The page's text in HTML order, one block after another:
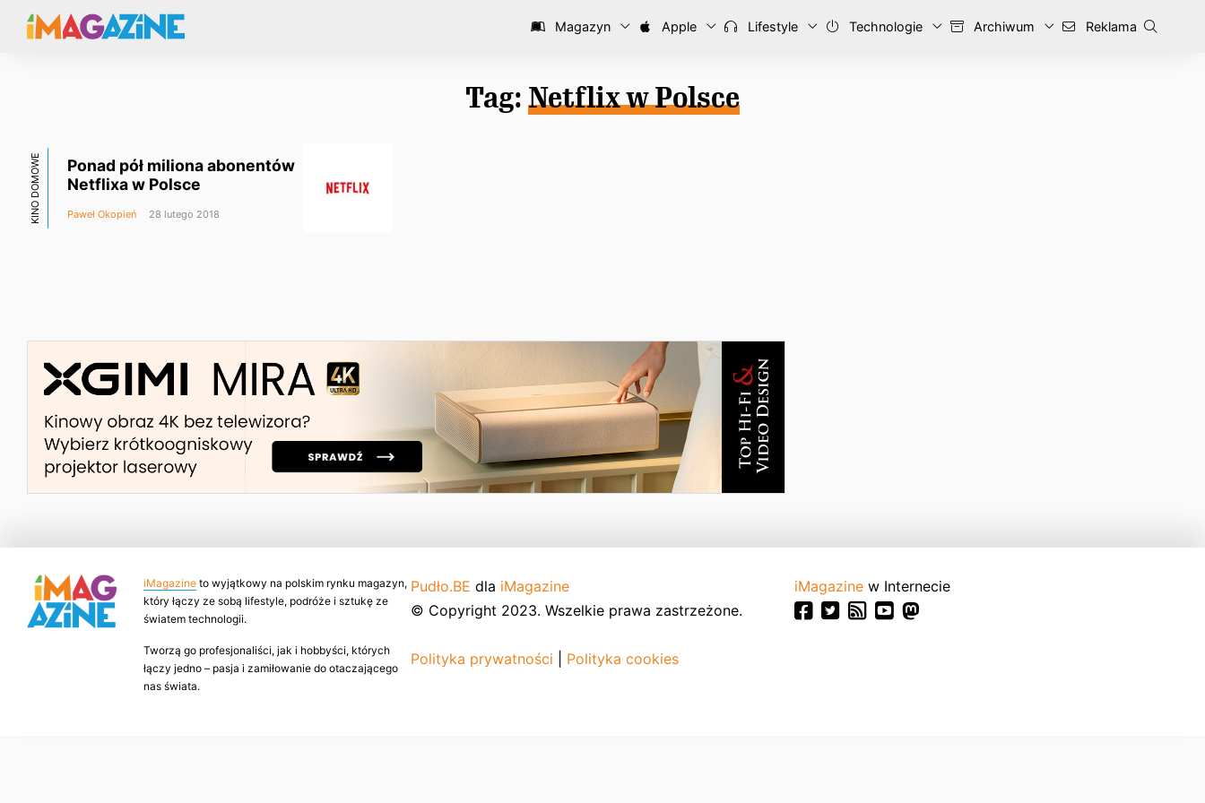
Magazyn Apple Lifestyle Technologie Archiwum Reklama
Tag: Netflix w Polsce
KINO DOMOWE
Ponad pół miliona abonentów
Netflixa w Polsce
Paweł Okopień 28 lutego 2018
iMagazine to wyjątkowy na polskim rynku magazyn,
który łączy ze sobą lifestyle, podróże i sztukę ze
światem technologii.
Tworzą go profesjonaliści, jak i hobbyści, których
łączy jedno – pasja i zamiłowanie do otaczającego
nas świata.
Pudło.BE dla iMagazine
© Copyright 2023. Wszelkie prawa zastrzeżone.
Polityka prywatności Polityka cookies
iMagazine w Internecie